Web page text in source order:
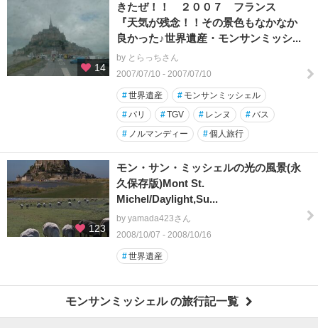
14
きたぜ！！ ２００７ フランス
『天気が残念！！その景色もなかなか
良かった♪世界遺産・モンサンミッシ...
by とらっちさん
2007/07/10 - 2007/07/10
#世界遺産 # モンサンミッシェル
#パリ #TGV # レンヌ #バス
# ノルマンディー #個人旅行
123
モン・サン・ミッシェルの光の風景(永
久保存版)Mont St.
Michel/Daylight,Su...
by yamada423さん
2008/10/07 - 2008/10/16
#世界遺産
モンサンミッシェル の旅行記一覧